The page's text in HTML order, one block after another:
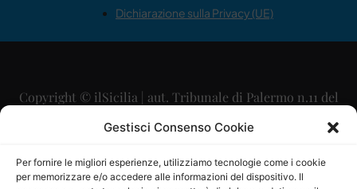
Gestisci Consenso Cookie
Per fornire le migliori esperienze, utilizziamo tecnologie come i cookie
per memorizzare e/o accedere alle informazioni del dispositivo. Il
Dichiarazione sulla Privacy (UE)
Copyright © ilSicilia | aut. Tribunale di Palermo n.11 del
29/09/2015